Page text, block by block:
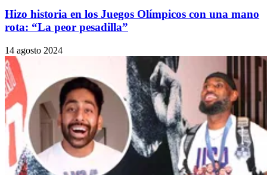
Hizo historia en los Juegos Olímpicos con una mano
rota: “La peor pesadilla”
14 agosto 2024